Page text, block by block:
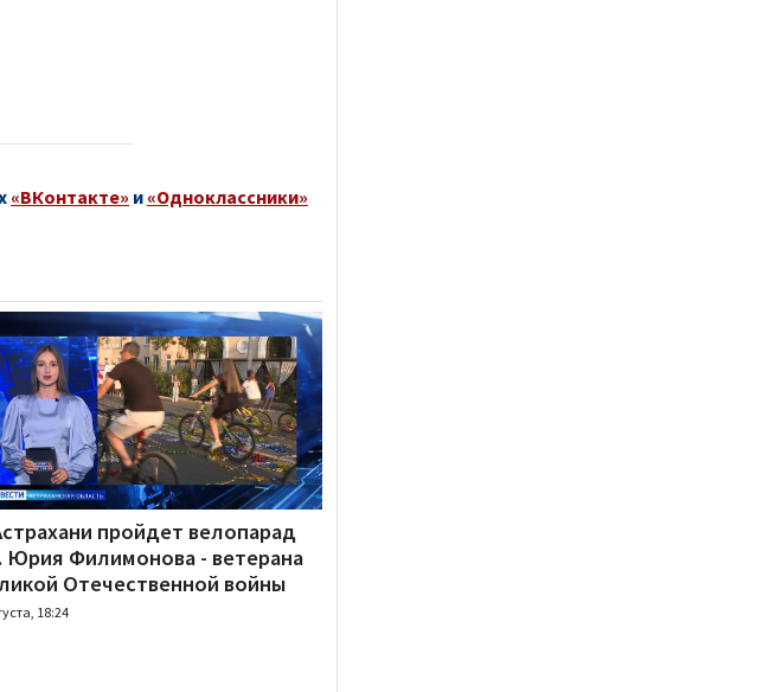
«ВКонтакте» и «Одноклассники»
пройдет велопарад
Юрия Филимонова - ветерана
Отечественной войны
18:24